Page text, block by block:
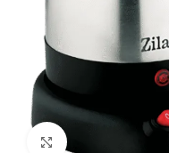
Kliknite za